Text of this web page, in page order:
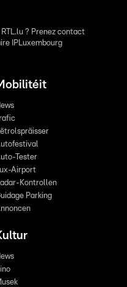
? Prenez contact
IPLuxembourg
Tester
Airport
Kontrollen
Parking